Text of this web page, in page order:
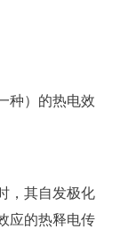
种）的热电效
，其自发极化
应的热释电传